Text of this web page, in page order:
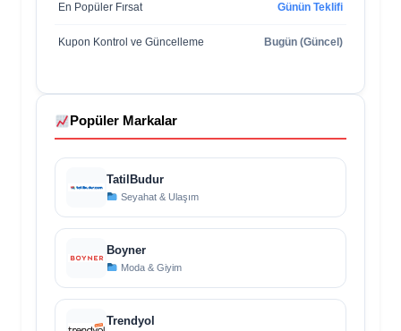
En Popüler Fırsat Günün Teklifi
Kupon Kontrol ve Güncelleme Bugün (Güncel)
Popüler Markalar
TatilBudur
Seyahat & Ulaşım
Boyner
Moda & Giyim
Trendyol